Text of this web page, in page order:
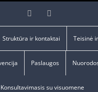
Facebook
Struktūra ir kontaktai Teisinė
Paslaugos
Konsultavimasis su visuomene